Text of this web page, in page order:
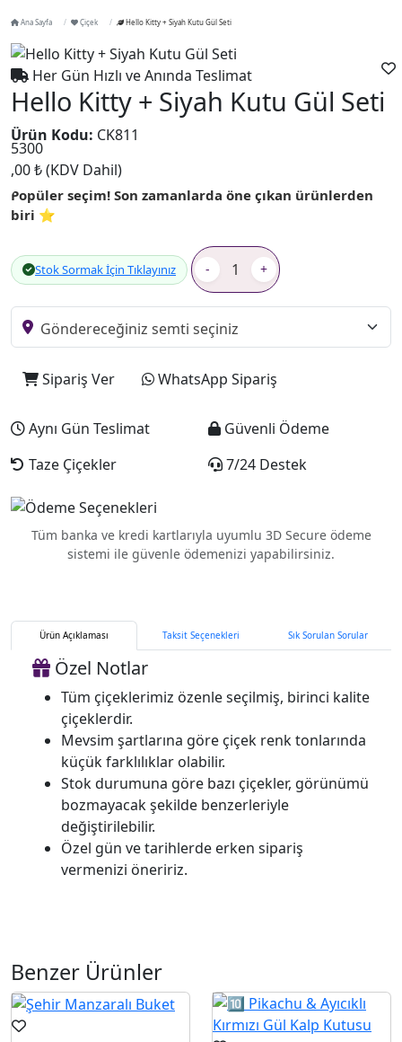
Ana Sayfa Çiçek Hello Kitty + Siyah Kutu Gül Seti
Her Gün Hızlı ve Anında Teslimat
Hello Kitty + Siyah Kutu Gül Seti
Ürün Kodu: CK811
5300
,00 ₺(KDV Dahil)
Popüler seçim! Son zamanlarda öne çıkan ürünlerden
biri ⭐
Stok Sormak İçin Tıklayınız - +
Sipariş Ver WhatsApp Sipariş
Aynı Gün Teslimat
Güvenli Ödeme
Taze Çiçekler
7/24 Destek
Tüm banka ve kredi kartlarıyla uyumlu 3D Secure ödeme
sistemi ile güvenle ödemenizi yapabilirsiniz.
Ürün Açıklaması Taksit Seçenekleri Sık Sorulan Sorular
Özel Notlar
Tüm çiçeklerimiz özenle seçilmiş, birinci kalite
çiçeklerdir.
Mevsim şartlarına göre çiçek renk tonlarında
küçük farklılıklar olabilir.
Stok durumuna göre bazı çiçekler, görünümü
bozmayacak şekilde benzerleriyle
değiştirilebilir.
Özel gün ve tarihlerde erken sipariş
vermenizi öneririz.
Benzer Ürünler